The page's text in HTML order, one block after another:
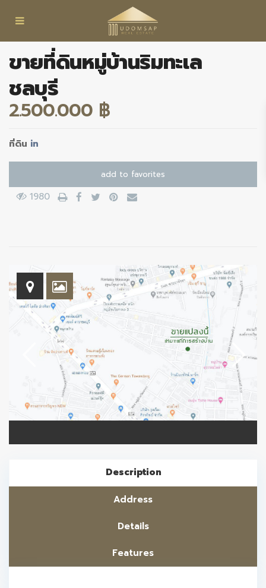
ขายที่ดินหมู่บ้านริมทะเล
ชลบุรี
2.500.000 ฿
ที่ดิน in
add to favorites
1980
Description
Address
Details
Features